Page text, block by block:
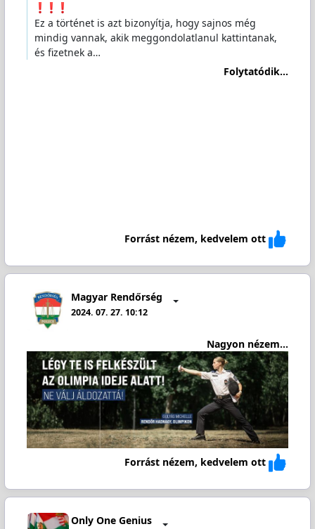
Ez a történet is azt bizonyítja, hogy sajnos még
mindig vannak, akik meggondolatlanul kattintanak,
és fizetnek a…
Folytatódik...
Forrást nézem, kedvelem ott
Magyar Rendőrség
2024. 07. 27. 10:12
Nagyon nézem...
Forrást nézem, kedvelem ott
Only One Genius